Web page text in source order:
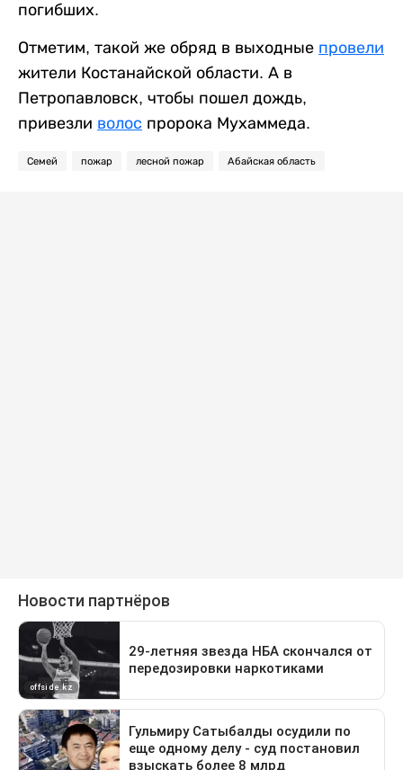
погибших.
Отметим, такой же обряд в выходные провели
жители Костанайской области. А в
Петропавловск, чтобы пошел дождь,
привезли волос пророка Мухаммеда.
Семей пожар лесной пожар Абайская область